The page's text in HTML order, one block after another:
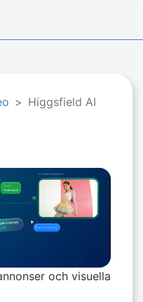
Higgsfield AI
och visuella